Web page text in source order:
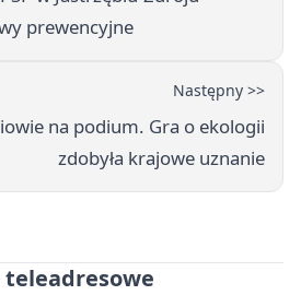
prewencyjne
Następny >>
na podium. Gra o ekologii
zdobyła krajowe uznanie